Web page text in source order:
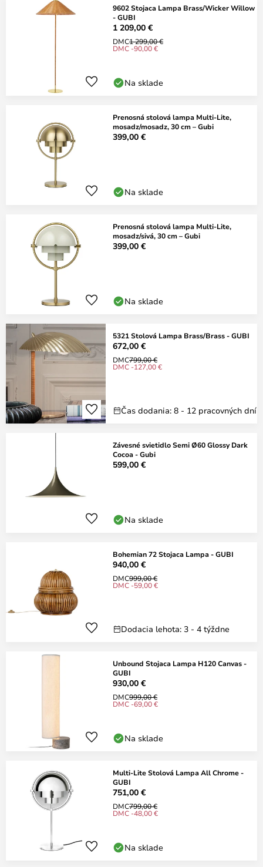
9602 Stojaca Lampa Brass/Wicker Willow
- GUBI
1 209,00 €
DMC1 299,00 €
DMC -90,00 €
Na sklade
Prenosná stolová lampa Multi-Lite,
mosadz/mosadz, 30 cm – Gubi
399,00 €
Na sklade
Prenosná stolová lampa Multi-Lite,
mosadz/sivá, 30 cm – Gubi
399,00 €
Na sklade
5321 Stolová Lampa Brass/Brass - GUBI
672,00 €
DMC799,00 €
DMC -127,00 €
Čas dodania: 8 - 12 pracovných dní
Závesné svietidlo Semi Ø60 Glossy Dark
Cocoa - Gubi
599,00 €
Na sklade
Bohemian 72 Stojaca Lampa - GUBI
940,00 €
DMC999,00 €
DMC -59,00 €
Dodacia lehota: 3 - 4 týždne
Unbound Stojaca Lampa H120 Canvas -
GUBI
930,00 €
DMC999,00 €
DMC -69,00 €
Na sklade
Multi-Lite Stolová Lampa All Chrome -
GUBI
751,00 €
DMC799,00 €
DMC -48,00 €
Na sklade